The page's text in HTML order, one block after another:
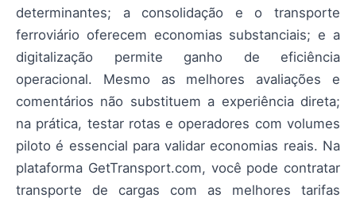
determinantes; a consolidação e o transporte
ferroviário oferecem economias substanciais; e a
digitalização permite ganho de eficiência
operacional. Mesmo as melhores avaliações e
comentários não substituem a experiência direta;
na prática, testar rotas e operadores com volumes
piloto é essencial para validar economias reais. Na
plataforma GetTransport.com, você pode contratar
transporte de cargas com as melhores tarifas